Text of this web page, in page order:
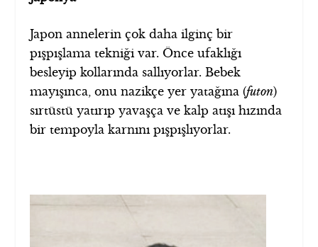
Japon annelerin çok daha ilginç bir
pışpışlama tekniği var. Önce ufaklığı
besleyip kollarında sallıyorlar. Bebek
mayışınca, onu nazikçe yer yatağına (futon)
sırtüstü yatırıp yavaşça ve kalp atışı hızında
bir tempoyla karnını pışpışlıyorlar.